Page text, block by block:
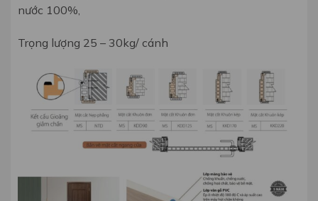
nước 100%,
Trọng lượng 25 – 30kg/ cánh